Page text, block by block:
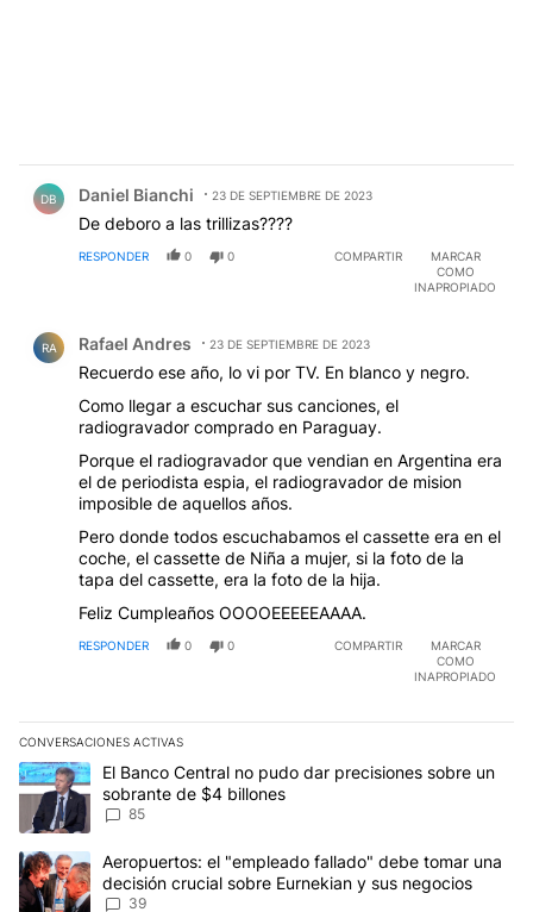
DB Daniel Bianchi 23 DE SEPTIEMBRE DE 2023
De deboro a las trillizas????
RESPONDER 0 0 COMPARTIR
MARCAR
COMO
INAPROPIADO
RA Rafael Andres 23 DE SEPTIEMBRE DE 2023
Recuerdo ese año, lo vi por TV. En blanco y negro.
Como llegar a escuchar sus canciones, el
radiogravador comprado en Paraguay.
Porque el radiogravador que vendian en Argentina era
el de periodista espia, el radiogravador de mision
imposible de aquellos años.
Pero donde todos escuchabamos el cassette era en el
coche, el cassette de Niña a mujer, si la foto de la
tapa del cassette, era la foto de la hija.
Feliz Cumpleaños OOOOEEEEEAAAA.
RESPONDER 0 0 COMPARTIR
MARCAR
COMO
INAPROPIADO
CONVERSACIONES ACTIVAS
Este listado muestra los artículos con más comentarios en los
Un artículo de tendencia con el título "El Banco Central no pudo
El Banco Central no pudo dar precisiones sobre un
sobrante de $4 billones
85
Un artículo de tendencia con el título "Aeropuertos: el
Aeropuertos: el "empleado fallado" debe tomar una
decisión crucial sobre Eurnekian y sus negocios
39